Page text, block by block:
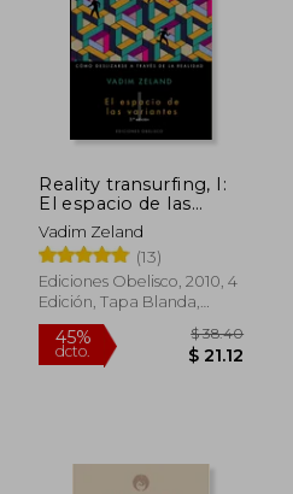
Reality transurfing, I:
El espacio de las
variantes
Vadim Zeland
(13)
Ediciones Obelisco, 2010, 4
Edición, Tapa Blanda,
Nuevo